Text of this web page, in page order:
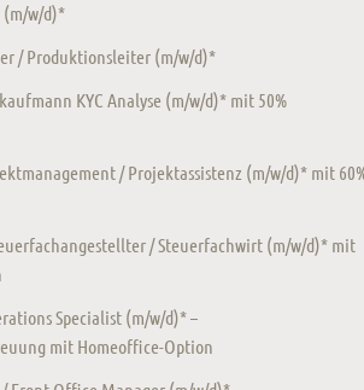
(m/w/d)*
/ Produktionsleiter (m/w/d)*
KYC Analyse (m/w/d)* mit 50%
/ Projektassistenz (m/w/d)* mit
/ Steuerfachwirt (m/w/d)* mit
Specialist (m/w/d)* –
mit Homeoffice-Option